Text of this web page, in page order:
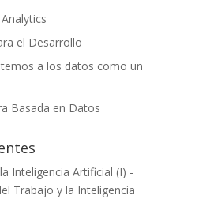
el Desarrollo
a los datos como un
Basada en Datos
Inteligencia Artificial (I) -
Trabajo y la Inteligencia